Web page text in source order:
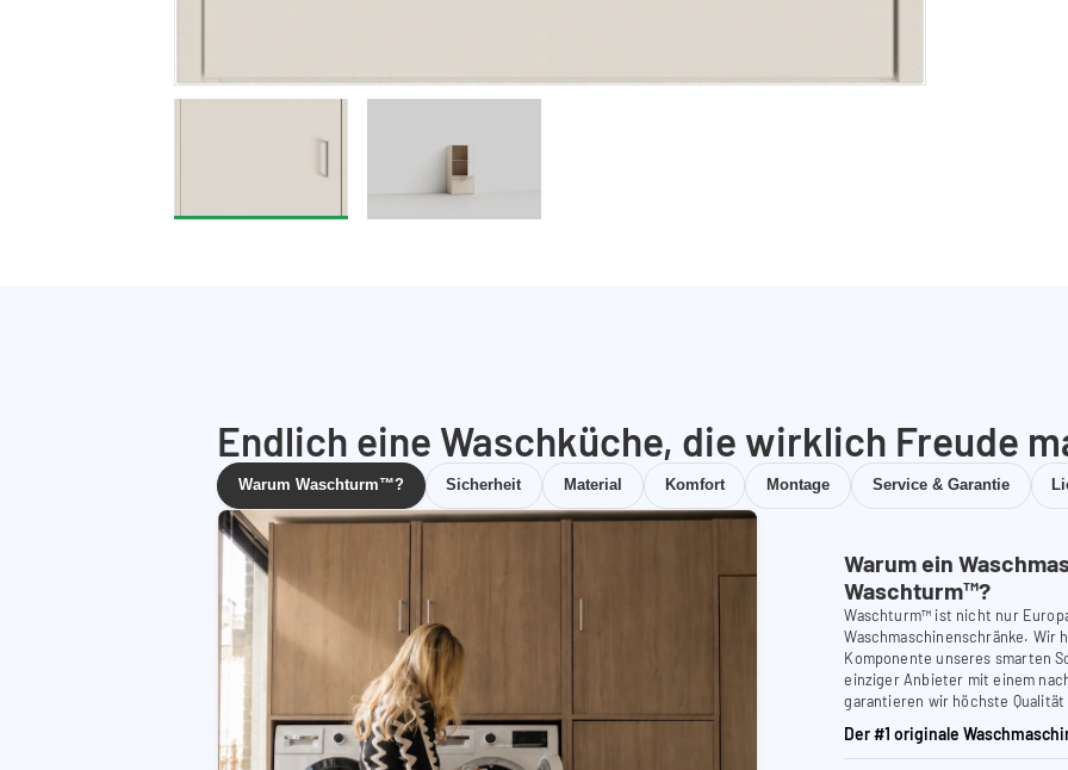
Endlich eine Waschküche, die wirklich Freude
Warum Waschturm™? Sicherheit Material Komfort Montage Service & Garantie
Warum ein
Waschturm™?
Waschturm™ ist nicht nur
Waschmaschinenschränke. Wir
Komponente unseres smarten
einziger Anbieter mit einem
garantieren wir höchste
Der #1 originale